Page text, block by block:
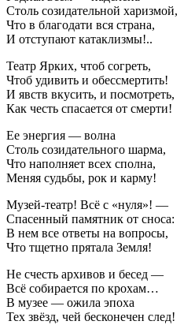
Столь созидательной харизмой,
Что в благодати вся страна,
И отступают катаклизмы!..
Театр Ярких, чтоб согреть,
Чтоб удивить и обессмертить!
И явств вкусить, и посмотреть,
Как честь спасается от смерти!
Ее энергия — волна
Столь созидательного шарма,
Что наполняет всех сполна,
Меняя судьбы, рок и карму!
Музей-театр! Всё с «нуля»! —
Спасенный памятник от сноса:
В нем все ответы на вопросы,
Что тщетно прятала Земля!
Не счесть архивов и бесед —
Всё собирается по крохам…
В музее — ожила эпоха
Тех звёзд, чей бесконечен след!